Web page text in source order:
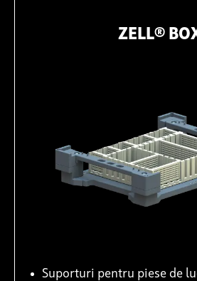
ZELL®
Suporturi pentru piese de